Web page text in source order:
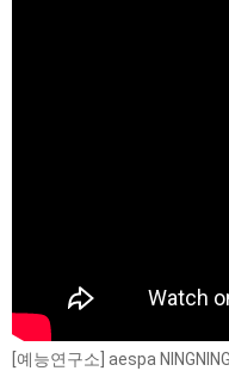
[예능연구소] aespa